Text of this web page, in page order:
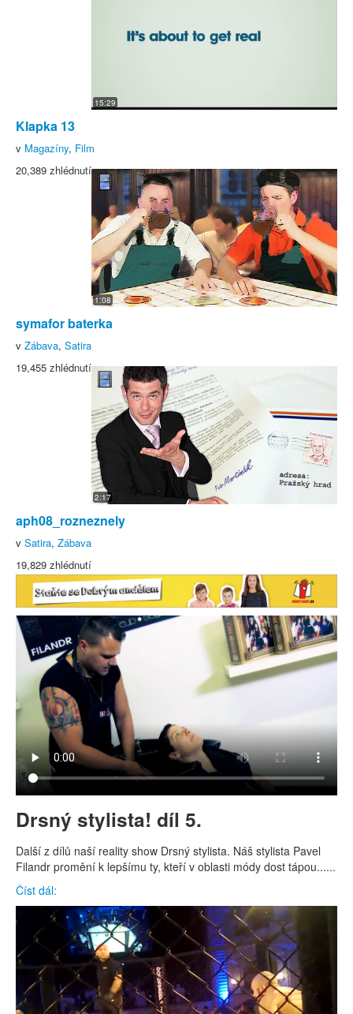
15:29
Klapka 13
v Magazíny, Film
20,389 zhlédnutí
1:08
symafor baterka
v Zábava, Satira
19,455 zhlédnutí
2:17
aph08_rozneznely
v Satira, Zábava
19,829 zhlédnutí
Drsný stylista! díl 5.
Další z dílů naší reality show Drsný stylista. Náš stylista Pavel
Filandr promění k lepšímu ty, kteří v oblasti módy dost tápou......
Číst dál: